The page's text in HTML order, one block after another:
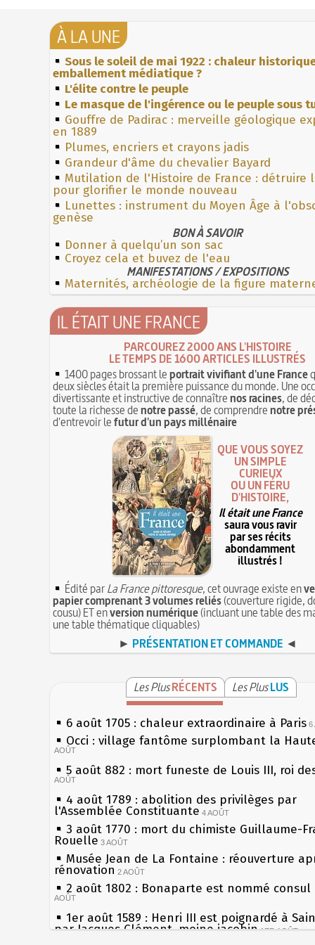
À LA UNE
Sous le soleil de mai 1922 : chaleur
emballement médiatique ?
L'élite contre le peuple
Le masque de l'ingérence ou le peuple sous
Gouffre de Padirac : merveille géologique
en 1889
Plumes, encriers et crayons jadis
Grandeur d'âme du chevalier Bayard
Mutilation de l'Histoire de France : détruire
pour glorifier le monde nouveau
Lunettes : instrument du Moyen Âge à
genèse
BON À SAVOIR
Donner à quelqu’un son sac
Croyez cela et buvez de l'eau
MANIFESTATIONS / EXPOSITIONS
Maternités, archéologie de la figure
IL ÉTAIT UNE FRANCE
PARCOUREZ 2000 ANS L'HISTOIRE
LE TEMPS DE 1600 ARTICLES ILLUSTRÉS
1400 pages brossant leportrait vivifiant d'une France
deux siècles était la première puissance du monde. Une
divertissante et instructive de connaîtrenos racines, de
toute la richesse denotre passé, de comprendrenotre
d'entrevoir lefutur d'un pays millénaire
QUE VOUS SOYEZ
UN SIMPLE
CURIEUX
OU UN FÉRU
D'HISTOIRE,
Il était une France
saura vous ravir
par ses récits
abondamment
illustrés !
Édité parLa France pittoresque, cet ouvrage existe en
papier comprenant 3 volumes reliés(couverture rigide,
cousu) ET enversion numérique(incluant une table des
une table thématique cliquables)
► PRÉSENTATION ET COMMANDE ◄
Les PlusRÉCENTS Les PlusLUS
6 août 1705 : chaleur extraordinaire à Paris 6
Occi : village fantôme surplombant la
AOÛT
5 août 882 : mort funeste de Louis III, roi
AOÛT
4 août 1789 : abolition des privilèges par
l'Assemblée Constituante 4 AOÛT
3 août 1770 : mort du chimiste Guillaume-
Rouelle 3 AOÛT
Musée Jean de La Fontaine : réouverture
rénovation 2 AOÛT
2 août 1802 : Bonaparte est nommé consul
AOÛT
1er août 1589 : Henri III est poignardé à
par Jacques Clément, moine jacobin 1ER AOÛT